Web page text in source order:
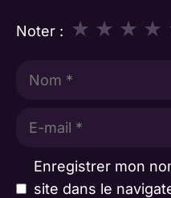
Noter : ★
★
★
★
Enregistrer mon
site dans le